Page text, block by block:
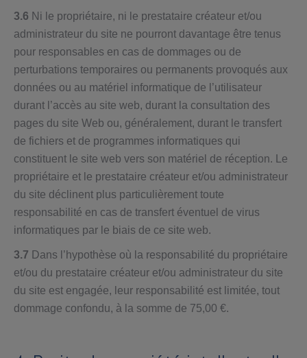
3.6 Ni le propriétaire, ni le prestataire créateur et/ou
administrateur du site ne pourront davantage être tenus
pour responsables en cas de dommages ou de
perturbations temporaires ou permanents provoqués aux
données ou au matériel informatique de l’utilisateur
durant l’accès au site web, durant la consultation des
pages du site Web ou, généralement, durant le transfert
de fichiers et de programmes informatiques qui
constituent le site web vers son matériel de réception. Le
propriétaire et le prestataire créateur et/ou administrateur
du site déclinent plus particulièrement toute
responsabilité en cas de transfert éventuel de virus
informatiques par le biais de ce site web.
3.7 Dans l’hypothèse où la responsabilité du propriétaire
et/ou du prestataire créateur et/ou administrateur du site
du site est engagée, leur responsabilité est limitée, tout
dommage confondu, à la somme de 75,00 €.